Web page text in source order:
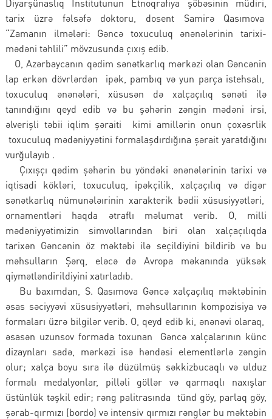
Diyarşünaslıq İnstitutunun Etnoqrafiya şöbəsinin müdiri,
tarix üzrə fəlsəfə doktoru, dosent Samirə Qasımova
“Zamanın ilmələri: Gəncə toxuculuq ənənələrinin tarixi-
mədəni təhlili” mövzusunda çıxış edib.
O, Azərbaycanın qədim sənətkarlıq mərkəzi olan Gəncənin
lap erkən dövrlərdən ipək, pambıq və yun parça istehsalı,
toxuculuq ənənələri, xüsusən də xalçaçılıq sənəti ilə
tanındığını qeyd edib və bu şəhərin zəngin mədəni irsi,
əlverişli təbii iqlim şəraiti kimi amillərin onun çoxəsrlik
toxuculuq mədəniyyətini formalaşdırdığına şərait yaratdığını
vurğulayıb .
Çıxışçı qədim şəhərin bu yöndəki ənənələrinin tarixi və
iqtisadi kökləri, toxuculuq, ipəkçilik, xalçaçılıq və digər
sənətkarlıq nümunələırinin xarakterik bədii xüsusiyyətləri,
ornamentləri haqda ətraflı məlumat verib. O, milli
mədəniyyətimizin simvollarından biri olan xalçaçılıqda
tarixən Gəncənin öz məktəbi ilə seçildiyini bildirib və bu
məhsulların Şərq, eləcə də Avropa məkanında yüksək
qiymətləndirildiyini xatırladıb.
Bu baxımdan, S. Qasımova Gəncə xalçaçılıq məktəbinin
əsas səciyyəvi xüsusiyyətləri, məhsullarının kompozisiya və
formaları üzrə bilgilər verib. O, qeyd edib ki, ənənəvi olaraq,
əsasən uzunsov formada toxunan Gəncə xalçalarının künc
dizaynları sadə, mərkəzi isə həndəsi elementlərlə zəngin
olur; xalça boyu sıra ilə düzülmüş səkkizbucaqlı və ulduz
formalı medalyonlar, pilləli göllər və qarmaqlı naxışlar
üstünlük təşkil edir; rəng palitrasında tünd göy, parlaq göy,
şərab-qırmızı (bordo) və intensiv qırmızı rənglər bu məktəbin